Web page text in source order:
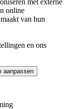
met externe
online
van hun
en ons
aanpassen